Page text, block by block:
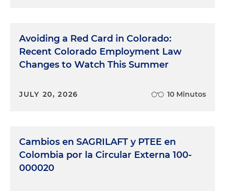
Avoiding a Red Card in Colorado:
Recent Colorado Employment Law
Changes to Watch This Summer
JULY 20, 2026 10 Minutos
Cambios en SAGRILAFT y PTEE en
Colombia por la Circular Externa 100-
000020